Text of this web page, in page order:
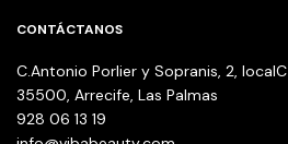
CONTÁCTANOS
C.Antonio Porlier y Sopranis, 2, localC
35500, Arrecife, Las Palmas
928 06 13 19